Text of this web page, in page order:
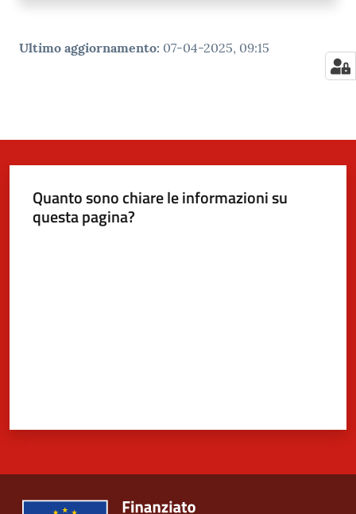
Ultimo aggiornamento: 07-04-2025, 09:15
Quanto sono chiare le informazioni su
questa pagina?